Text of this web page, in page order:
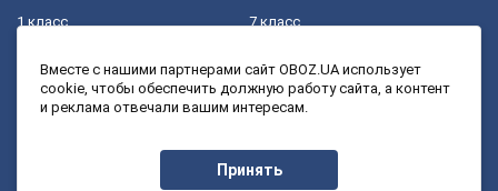
1 класс
3 класс
7 класс
9 класс
Вместе с нашими партнерами сайт OBOZ.UA использует
cookie, чтобы обеспечить должную работу сайта, а контент
и реклама отвечали вашим интересам.
Принять